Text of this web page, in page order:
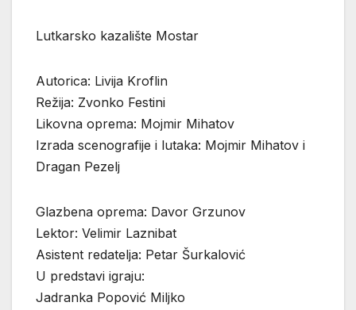
Lutkarsko kazalište Mostar
Autorica: Livija Kroflin
Režija: Zvonko Festini
Likovna oprema: Mojmir Mihatov
Izrada scenografije i lutaka: Mojmir Mihatov i
Dragan Pezelj
Glazbena oprema: Davor Grzunov
Lektor: Velimir Laznibat
Asistent redatelja: Petar Šurkalović
U predstavi igraju:
Jadranka Popović Miljko